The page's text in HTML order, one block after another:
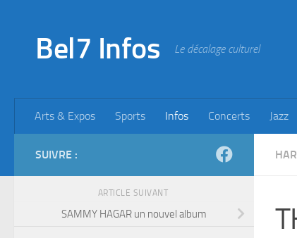
Bel7 Infos Le décalage culturel
Arts & Expos Sports Infos Concerts Jazz
SUIVRE :
ARTICLE SUIVANT
SAMMY HAGAR un nouvel album